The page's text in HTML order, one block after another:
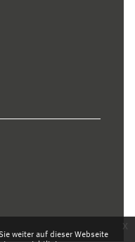
weiter auf dieser Webseite
x